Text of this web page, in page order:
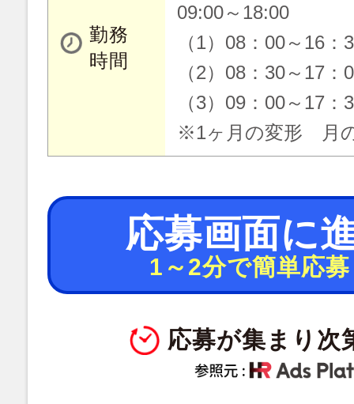
勤務
時間
09:00～18:00
（1）08：00～16
（2）08：30～17
（3）09：00～17
※1ヶ月の変形 月
応募画面に
1～2分で簡単応
応募が集まり次